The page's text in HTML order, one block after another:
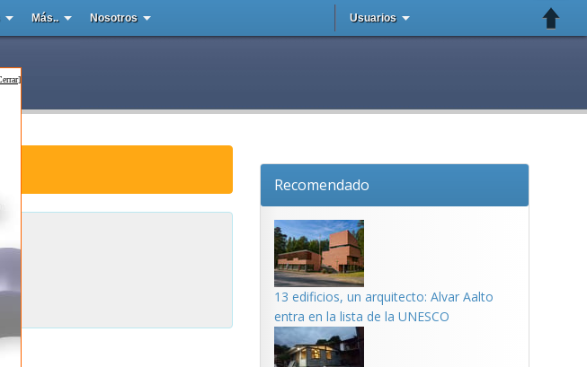
Más.. Nosotros Usuarios
.
Recomendado
13 edificios, un arquitecto: Alvar Aalto
entra en la lista de la UNESCO
]